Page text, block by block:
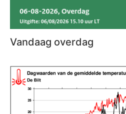
Vandaag overdag